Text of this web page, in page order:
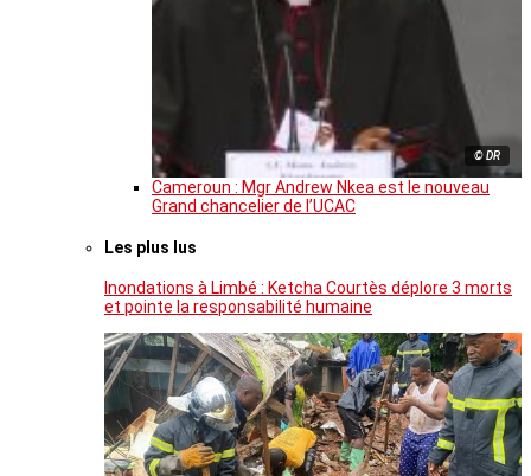
© DR
Cameroun : Mgr Andrew Nkea est le nouveau
Grand chancelier de l’UCAC
Les plus lus
Inondations à Limbé : Ketcha Courtès déplore 3 morts
et pointe la responsabilité humaine